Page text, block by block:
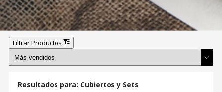
Filtrar Productos
Resultados para: Cubiertos y Sets